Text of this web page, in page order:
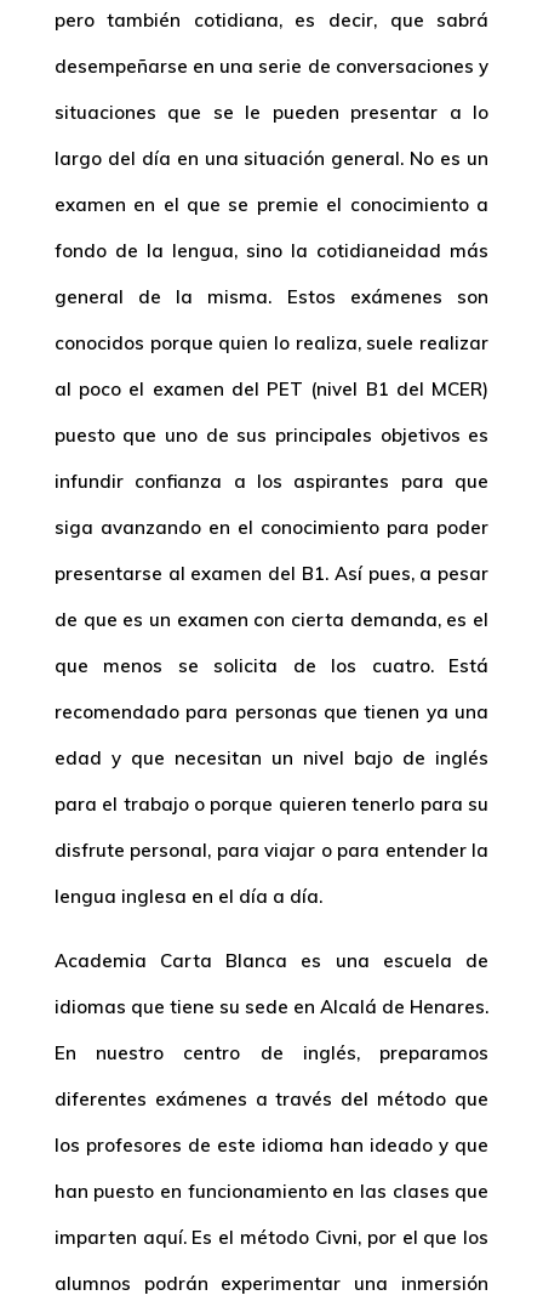
pero también cotidiana, es decir, que sabrá
desempeñarse en una serie de conversaciones y
situaciones que se le pueden presentar a lo
largo del día en una situación general. No es un
examen en el que se premie el conocimiento a
fondo de la lengua, sino la cotidianeidad más
general de la misma. Estos exámenes son
conocidos porque quien lo realiza, suele realizar
al poco el examen del PET (nivel B1 del MCER)
puesto que uno de sus principales objetivos es
infundir confianza a los aspirantes para que
siga avanzando en el conocimiento para poder
presentarse al examen del B1. Así pues, a pesar
de que es un examen con cierta demanda, es el
que menos se solicita de los cuatro. Está
recomendado para personas que tienen ya una
edad y que necesitan un nivel bajo de inglés
para el trabajo o porque quieren tenerlo para su
disfrute personal, para viajar o para entender la
lengua inglesa en el día a día.
Academia Carta Blanca es una escuela de
idiomas que tiene su sede en Alcalá de Henares.
En nuestro centro de inglés, preparamos
diferentes exámenes a través del método que
los profesores de este idioma han ideado y que
han puesto en funcionamiento en las clases que
imparten aquí. Es el método Civni, por el que los
alumnos podrán experimentar una inmersión